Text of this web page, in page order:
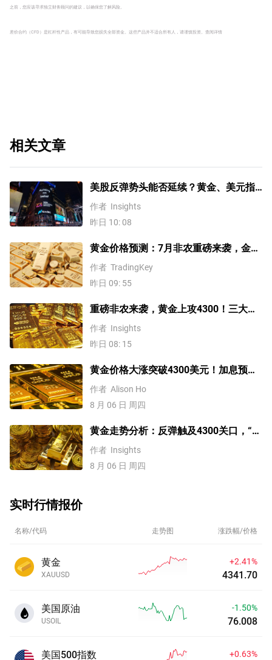
之前，您应该寻求独立财务顾问的建议，以确保您了解风险。
差价合约（CFD）是杠杆性产品，有可能导致您损失全部资金。这些产品并不适合所有人，请谨慎投资。 查阅详情
相关文章
美股反弹势头能否延续？黄金、美元指
数、费半指数、纳指100技术分析
作者 Insights
昨日 10: 08
黄金价格预测：7月非农重磅来袭，金价
站上4300美元后还能涨吗？
作者 TradingKey
昨日 09: 55
重磅非农来袭，黄金上攻4300！三大因
素预示金价升势有望延续
作者 Insights
昨日 08: 15
黄金价格大涨突破4300美元！加息预期
降温叠加央行购金，未来继续涨？
作者 Alison Ho
8 月 06 日 周四
黄金走势分析：反弹触及4300关口，“双
底”确立剑指这一目标！
作者 Insights
8 月 06 日 周四
实时行情报价
名称/代码 走势图 涨跌幅/价格
黄金
XAUUSD
+2.41%
4341.70
美国原油
USOIL
-1.50%
76.008
美国500指数 +0.63%